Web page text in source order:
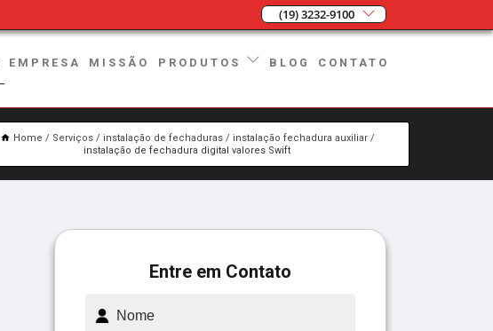
(19) 3232-9100
EMPRESA MISSÃO PRODUTOS BLOG CONTATO
Home Serviços instalação de fechaduras
instalação fechadura auxiliar
instalação de fechadura digital valores Swift
Entre em Contato